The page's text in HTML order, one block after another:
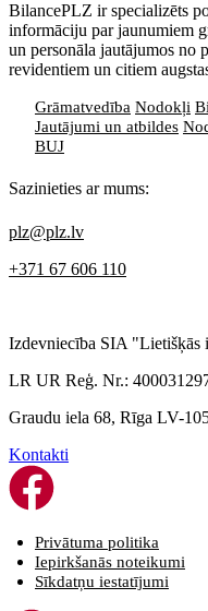
BilancePLZ ir specializēts
informāciju par jaunumiem
un personāla jautājumos no
revidentiem un citiem
Grāmatvedība Nodokļi
Jautājumi un atbildes
BUJ
Sazinieties ar mums:
plz@plz.lv
+371 67 606 110
Izdevniecība SIA "Lietišķās
LR UR Reģ. Nr.:
Graudu iela 68, Rīga LV-
Kontakti
Privātuma politika
Iepirkšanās noteikumi
Sīkdatņu iestatījumi